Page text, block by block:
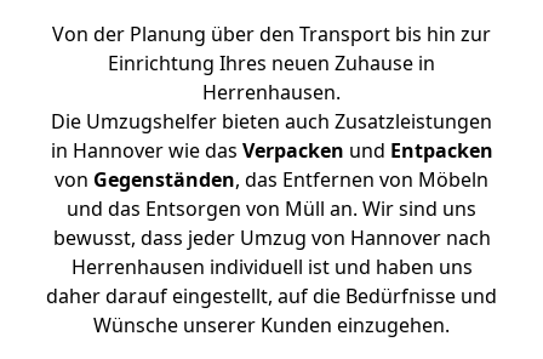
Von der Planung über den Transport bis hin zur
Einrichtung Ihres neuen Zuhause in
Herrenhausen.
Die Umzugshelfer bieten auch Zusatzleistungen
in Hannover wie das Verpacken und Entpacken
von Gegenständen, das Entfernen von Möbeln
und das Entsorgen von Müll an. Wir sind uns
bewusst, dass jeder Umzug von Hannover nach
Herrenhausen individuell ist und haben uns
daher darauf eingestellt, auf die Bedürfnisse und
Wünsche unserer Kunden einzugehen.